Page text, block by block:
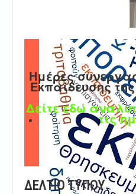
Ημέρες
Εκπαίδευσης
Δείτε εδώ
τις
ΔΕΛΤΙΟ ΤΥΠΟΥ